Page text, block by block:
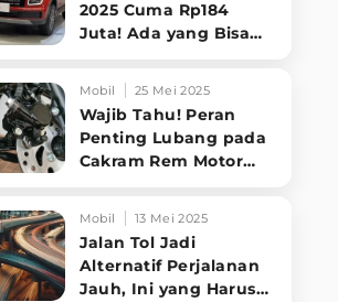
2025 Cuma Rp184
Juta! Ada yang Bisa
Tampilannya Gak
Main-ma
Mobil 25 Mei 2025
Wajib Tahu! Peran
Penting Lubang pada
Cakram Rem Motor
Berkendara
Mobil 13 Mei 2025
Jalan Tol Jadi
Alternatif Perjalanan
Jauh, Ini yang Harus